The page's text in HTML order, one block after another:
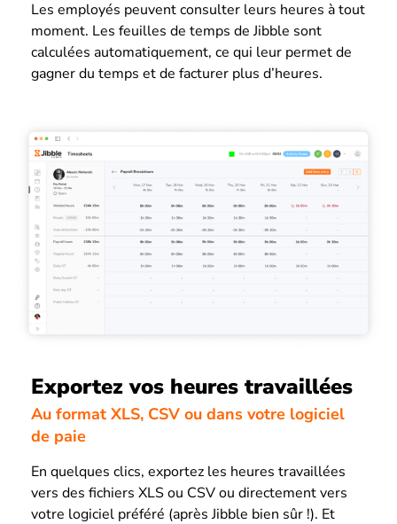
Les employés peuvent consulter leurs heures à tout
moment. Les feuilles de temps de Jibble sont
calculées automatiquement, ce qui leur permet de
gagner du temps et de facturer plus d’heures.
Exportez vos heures travaillées
Au format XLS, CSV ou dans votre logiciel
de paie
En quelques clics, exportez les heures travaillées
vers des fichiers XLS ou CSV ou directement vers
votre logiciel préféré (après Jibble bien sûr !). Et